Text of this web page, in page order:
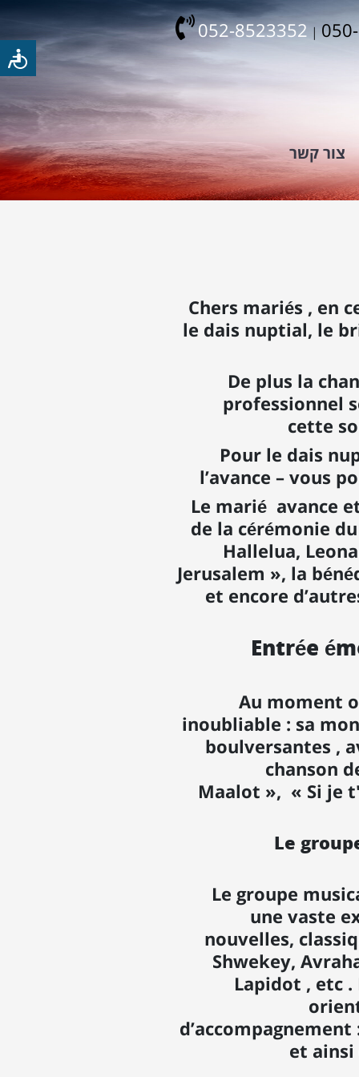
|
052-8523352
צור קשר
Chers mariés , en
le dais nuptial, le
De plus la
professionnel
cette
Pour le dais
l’avance – vous
Le marié avance
de la cérémonie
Hallelua,
Jerusalem », la
et encore
Entrée
Au moment
inoubliable : sa
boulversantes ,
chanson
Maalot », « Si je
Le
Le groupe
une vaste
nouvelles,
Shwekey,
Lapidot , etc
et ainsi